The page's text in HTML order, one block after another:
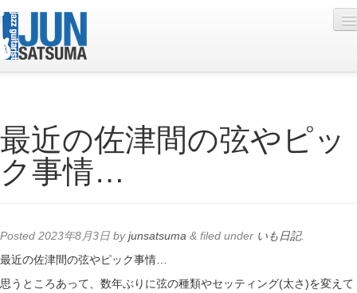
Live Schedule
Discography
Contact
YouTube
最近の佐津間の弦やピッ
ク事情…
Posted 2023年8月3日 byjunsatsuma & filed under いも日記.
最近の佐津間の弦やピック事情…
思うところあって、数年ぶりに弦の種類やセッティング(太さ)を変えて